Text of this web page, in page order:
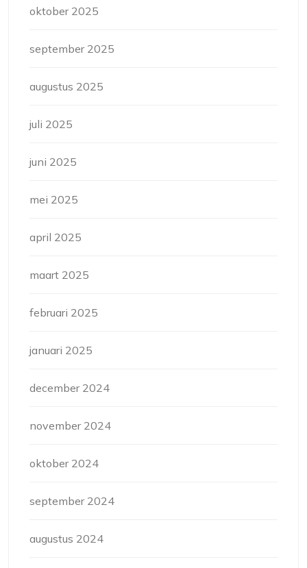
oktober 2025
september 2025
augustus 2025
juli 2025
juni 2025
mei 2025
april 2025
maart 2025
februari 2025
januari 2025
december 2024
november 2024
oktober 2024
september 2024
augustus 2024